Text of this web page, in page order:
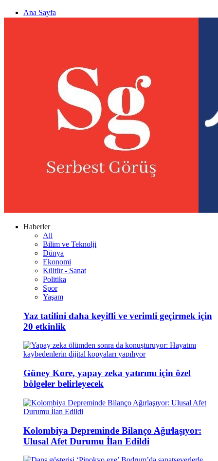
Ana Sayfa
Haberler
All
Bilim ve Teknolji
Dünya
Ekonomi
Kültür - Sanat
Politika
Spor
Yaşam
Yaz tatilini daha keyifli ve verimli geçirmek için
20 etkinlik
Güney Kore, yapay zeka yatırımı için özel
bölgeler belirleyecek
Kolombiya Depreminde Bilanço Ağırlaşıyor:
Ulusal Afet Durumu İlan Edildi